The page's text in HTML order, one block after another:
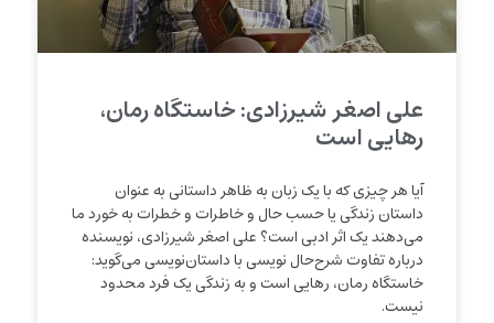
علی اصغر شیرزادی: خاستگاه رمان،
رهایی است
آیا هر چیزی که با یک زبان به ظاهر داستانی به عنوان
داستان زندگی یا حسب حال و خاطرات و خطرات به خورد ما
می‌دهند یک اثر ادبی است؟ علی اصغر شیرزادی، نویسنده
درباره تفاوت شرح‌حال نویسی با داستان‌نویسی می‌گوید:
خاستگاه رمان، رهایی است و به زندگی یک فرد محدود
نیست.